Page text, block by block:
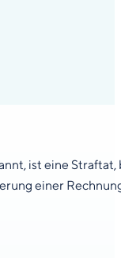
ist eine
einer